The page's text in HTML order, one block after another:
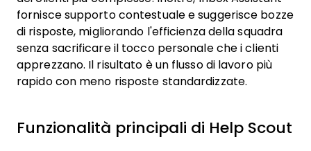
fornisce supporto contestuale e suggerisce bozze
di risposte, migliorando l'efficienza della squadra
senza sacrificare il tocco personale che i clienti
apprezzano. Il risultato è un flusso di lavoro più
rapido con meno risposte standardizzate.
Funzionalità principali di Help Scout